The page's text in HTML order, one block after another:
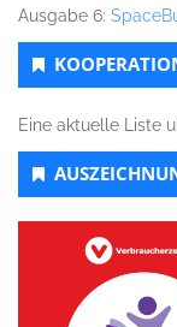
Ausgabe 6:
Eine aktuelle Liste